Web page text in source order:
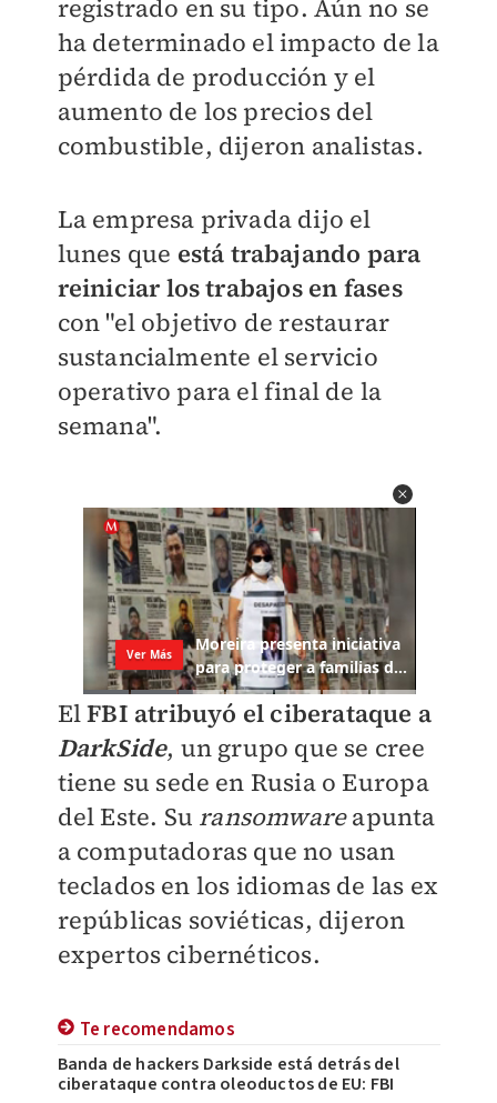
registrado en su tipo. Aún no se
ha determinado el impacto de la
pérdida de producción y el
aumento de los precios del
combustible, dijeron analistas.
La empresa privada dijo el
lunes que está trabajando para
reiniciar los trabajos en fases
con "el objetivo de restaurar
sustancialmente el servicio
operativo para el final de la
semana".
ElFBI atribuyó el ciberataque a
DarkSide, un grupo que se cree
tiene su sede en Rusia o Europa
del Este. Su ransomwareapunta
a computadoras que no usan
teclados en los idiomas de las ex
repúblicas soviéticas, dijeron
expertos cibernéticos.
Te recomendamos
Banda de hackers Darkside está detrás del
ciberataque contra oleoductos de EU: FBI